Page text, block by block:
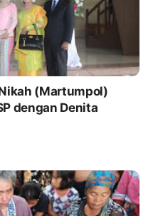
(Martumpol)
dengan Denita